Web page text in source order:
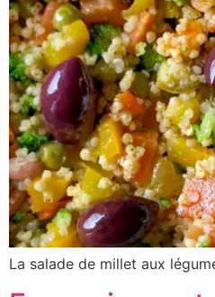
La salade de millet aux